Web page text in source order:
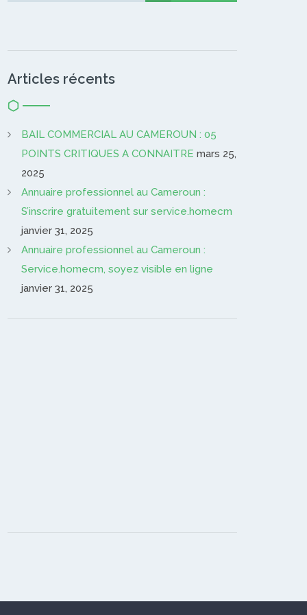
Articles récents
BAIL COMMERCIAL AU CAMEROUN : 05
POINTS CRITIQUES A CONNAITRE mars 25,
2025
Annuaire professionnel au Cameroun :
S’inscrire gratuitement sur service.homecm
janvier 31, 2025
Annuaire professionnel au Cameroun :
Service.homecm, soyez visible en ligne
janvier 31, 2025